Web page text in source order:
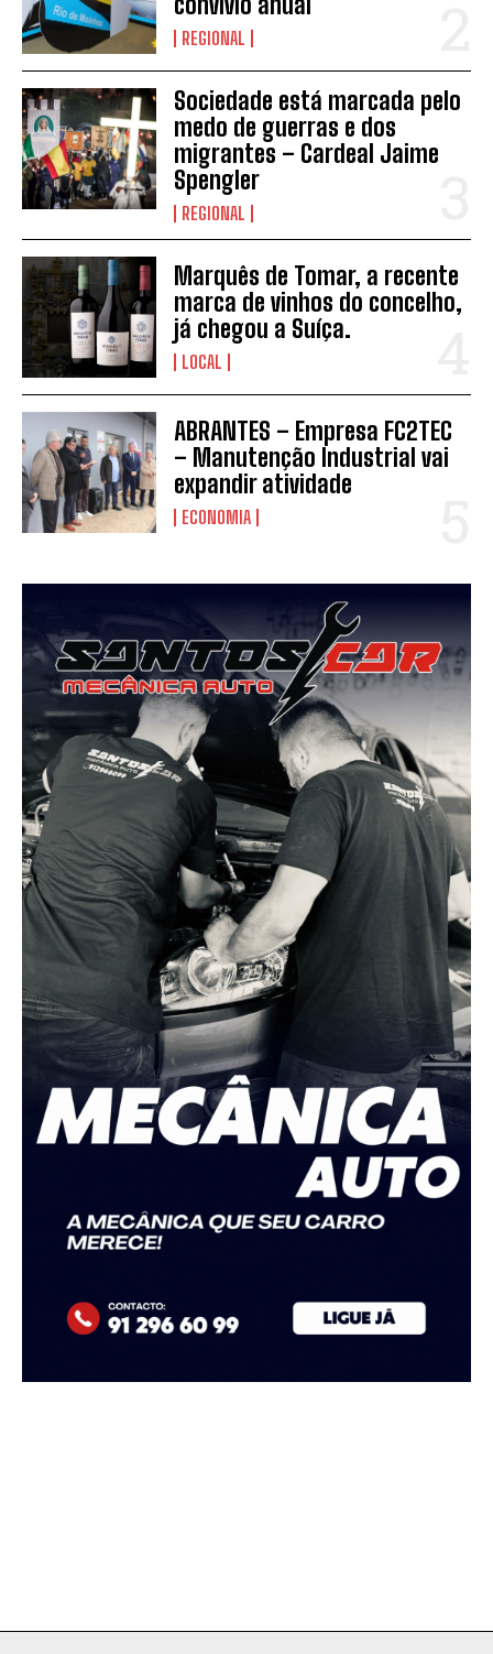
INSCREVER
REGIONAL
Sociedade está marcada pelo
medo de guerras e dos
migrantes – Cardeal Jaime
Spengler
REGIONAL
Marquês de Tomar, a recente
marca de vinhos do concelho,
já chegou a Suíça.
LOCAL
ABRANTES – Empresa FC2TEC
– Manutenção Industrial vai
expandir atividade
ECONOMIA